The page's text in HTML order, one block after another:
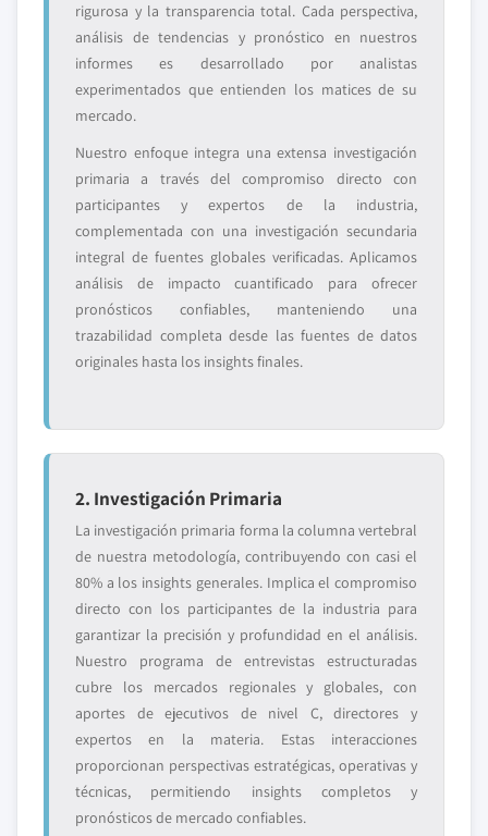
rigurosa y la transparencia total. Cada perspectiva,
análisis de tendencias y pronóstico en nuestros
informes es desarrollado por analistas
experimentados que entienden los matices de su
mercado.
Nuestro enfoque integra una extensa investigación
primaria a través del compromiso directo con
participantes y expertos de la industria,
complementada con una investigación secundaria
integral de fuentes globales verificadas. Aplicamos
análisis de impacto cuantificado para ofrecer
pronósticos confiables, manteniendo una
trazabilidad completa desde las fuentes de datos
originales hasta los insights finales.
2. Investigación Primaria
La investigación primaria forma la columna vertebral
de nuestra metodología, contribuyendo con casi el
80% a los insights generales. Implica el compromiso
directo con los participantes de la industria para
garantizar la precisión y profundidad en el análisis.
Nuestro programa de entrevistas estructuradas
cubre los mercados regionales y globales, con
aportes de ejecutivos de nivel C, directores y
expertos en la materia. Estas interacciones
proporcionan perspectivas estratégicas, operativas y
técnicas, permitiendo insights completos y
pronósticos de mercado confiables.